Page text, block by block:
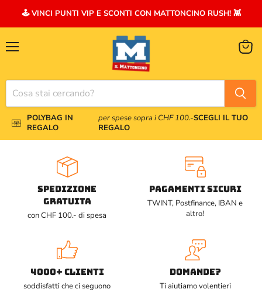
🕹️ VINCI PUNTI VIP E SCONTI CON MATTONCINO RUSH! 👾
POLYBAG IN
REGALO
per spese sopra i CHF 100.-SCEGLI IL TUO
REGALO
Spedizione
gratuita
con CHF 100.- di spesa
PAGAMENTI SICURI
TWINT, Postfinance, IBAN e
altro!
4000+ clienti
soddisfatti che ci seguono
DOMANDE?
Ti aiutiamo volentieri